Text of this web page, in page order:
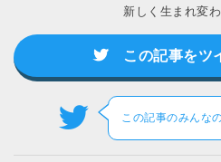
新しく生まれ変
この記事をツ
この記事のみんな